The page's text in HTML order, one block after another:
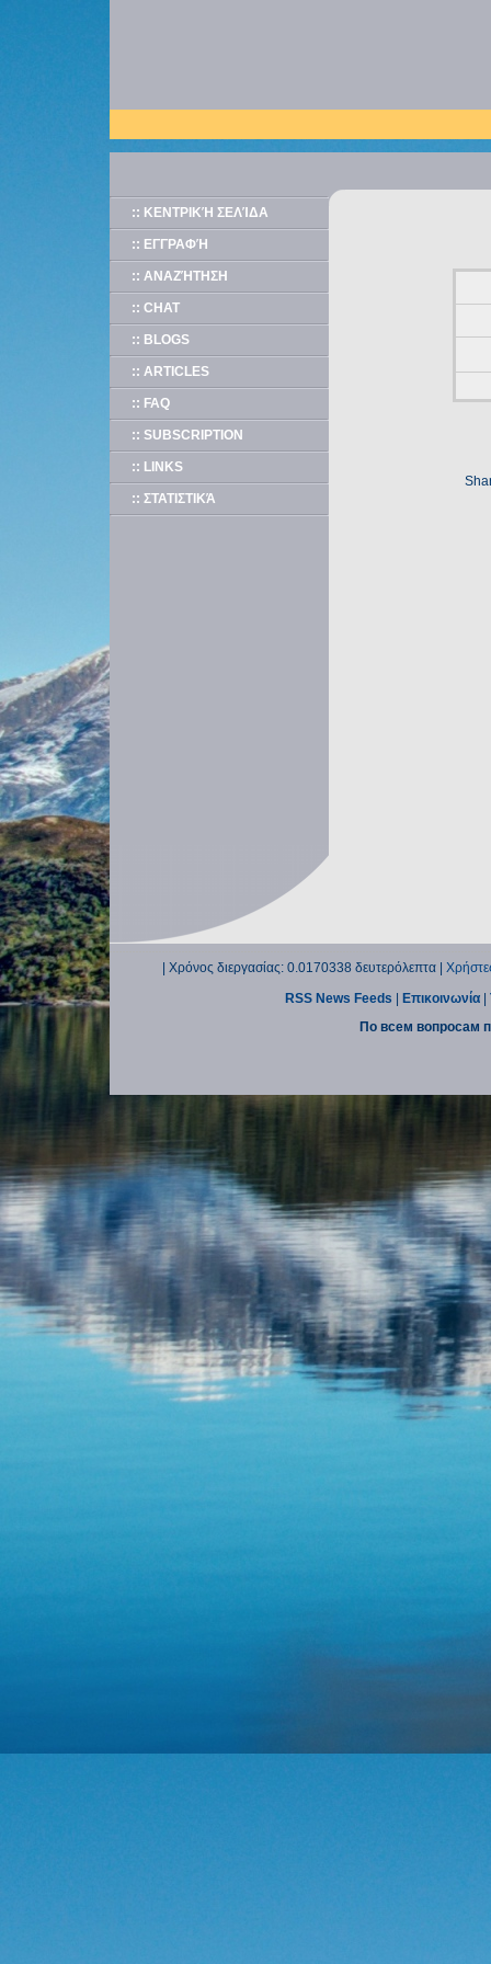
:: ΚΕΝΤΡΙΚΉ ΣΕΛΊΔΑ
:: ΕΓΓΡΑΦΉ
:: ΑΝΑΖΉΤΗΣΗ
:: CHAT
:: BLOGS
:: ARTICLES
:: FAQ
:: SUBSCRIPTION
:: LINKS
:: ΣΤΑΤΙΣΤΙΚΆ
| Χρόνος διεργασίας: 0.0170338 δευτερόλεπτα |
RSS News Feeds
Επικοινωνία
По всем вопросам